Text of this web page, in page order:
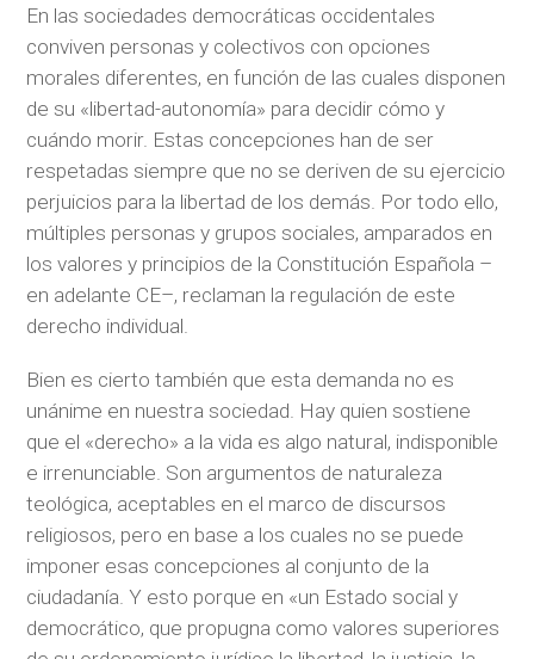
En las sociedades democráticas occidentales
conviven personas y colectivos con opciones
morales diferentes, en función de las cuales disponen
de su «libertad-autonomía» para decidir cómo y
cuándo morir. Estas concepciones han de ser
respetadas siempre que no se deriven de su ejercicio
perjuicios para la libertad de los demás. Por todo ello,
múltiples personas y grupos sociales, amparados en
los valores y principios de la Constitución Española –
en adelante CE–, reclaman la regulación de este
derecho individual.
Bien es cierto también que esta demanda no es
unánime en nuestra sociedad. Hay quien sostiene
que el «derecho» a la vida es algo natural, indisponible
e irrenunciable. Son argumentos de naturaleza
teológica, aceptables en el marco de discursos
religiosos, pero en base a los cuales no se puede
imponer esas concepciones al conjunto de la
ciudadanía. Y esto porque en «un Estado social y
democrático, que propugna como valores superiores